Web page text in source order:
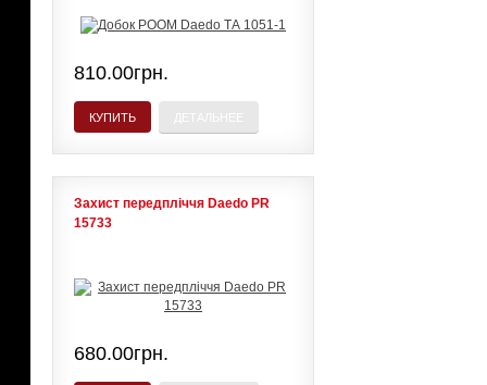
810.00грн.
КУПИТЬ
Захист передпліччя Daedo PR
15733
680.00грн.